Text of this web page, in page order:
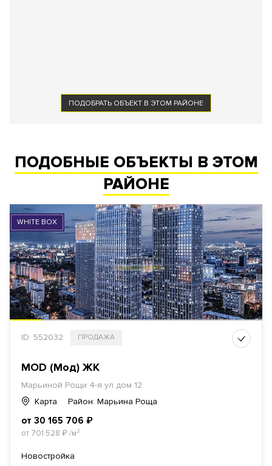
ПОДОБРАТЬ ОБЪЕКТ В ЭТОМ РАЙОНЕ
ПОДОБНЫЕ ОБЪЕКТЫ В ЭТОМ
РАЙОНЕ
WHITE BOX
ID: 552032 ПРОДАЖА
MOD (Мод) ЖК
Марьиной Рощи 4-я ул дом 12
Карта
Район: Марьина Роща
от 30 165 706 ₽
от 701 528 ₽/м²
Новостройка